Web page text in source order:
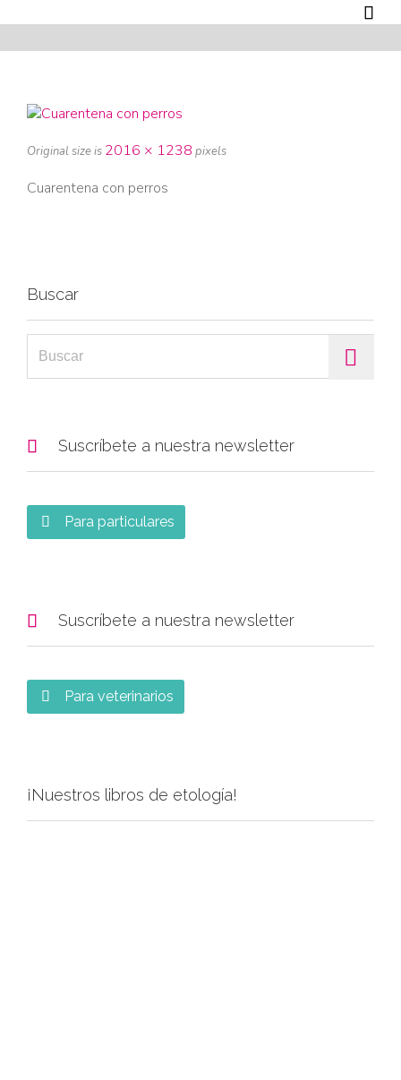

Original size is 2016 × 1238 pixels
Cuarentena con perros
Buscar
 Suscríbete a nuestra newsletter
 Para particulares
 Suscríbete a nuestra newsletter
 Para veterinarios
¡Nuestros libros de etología!